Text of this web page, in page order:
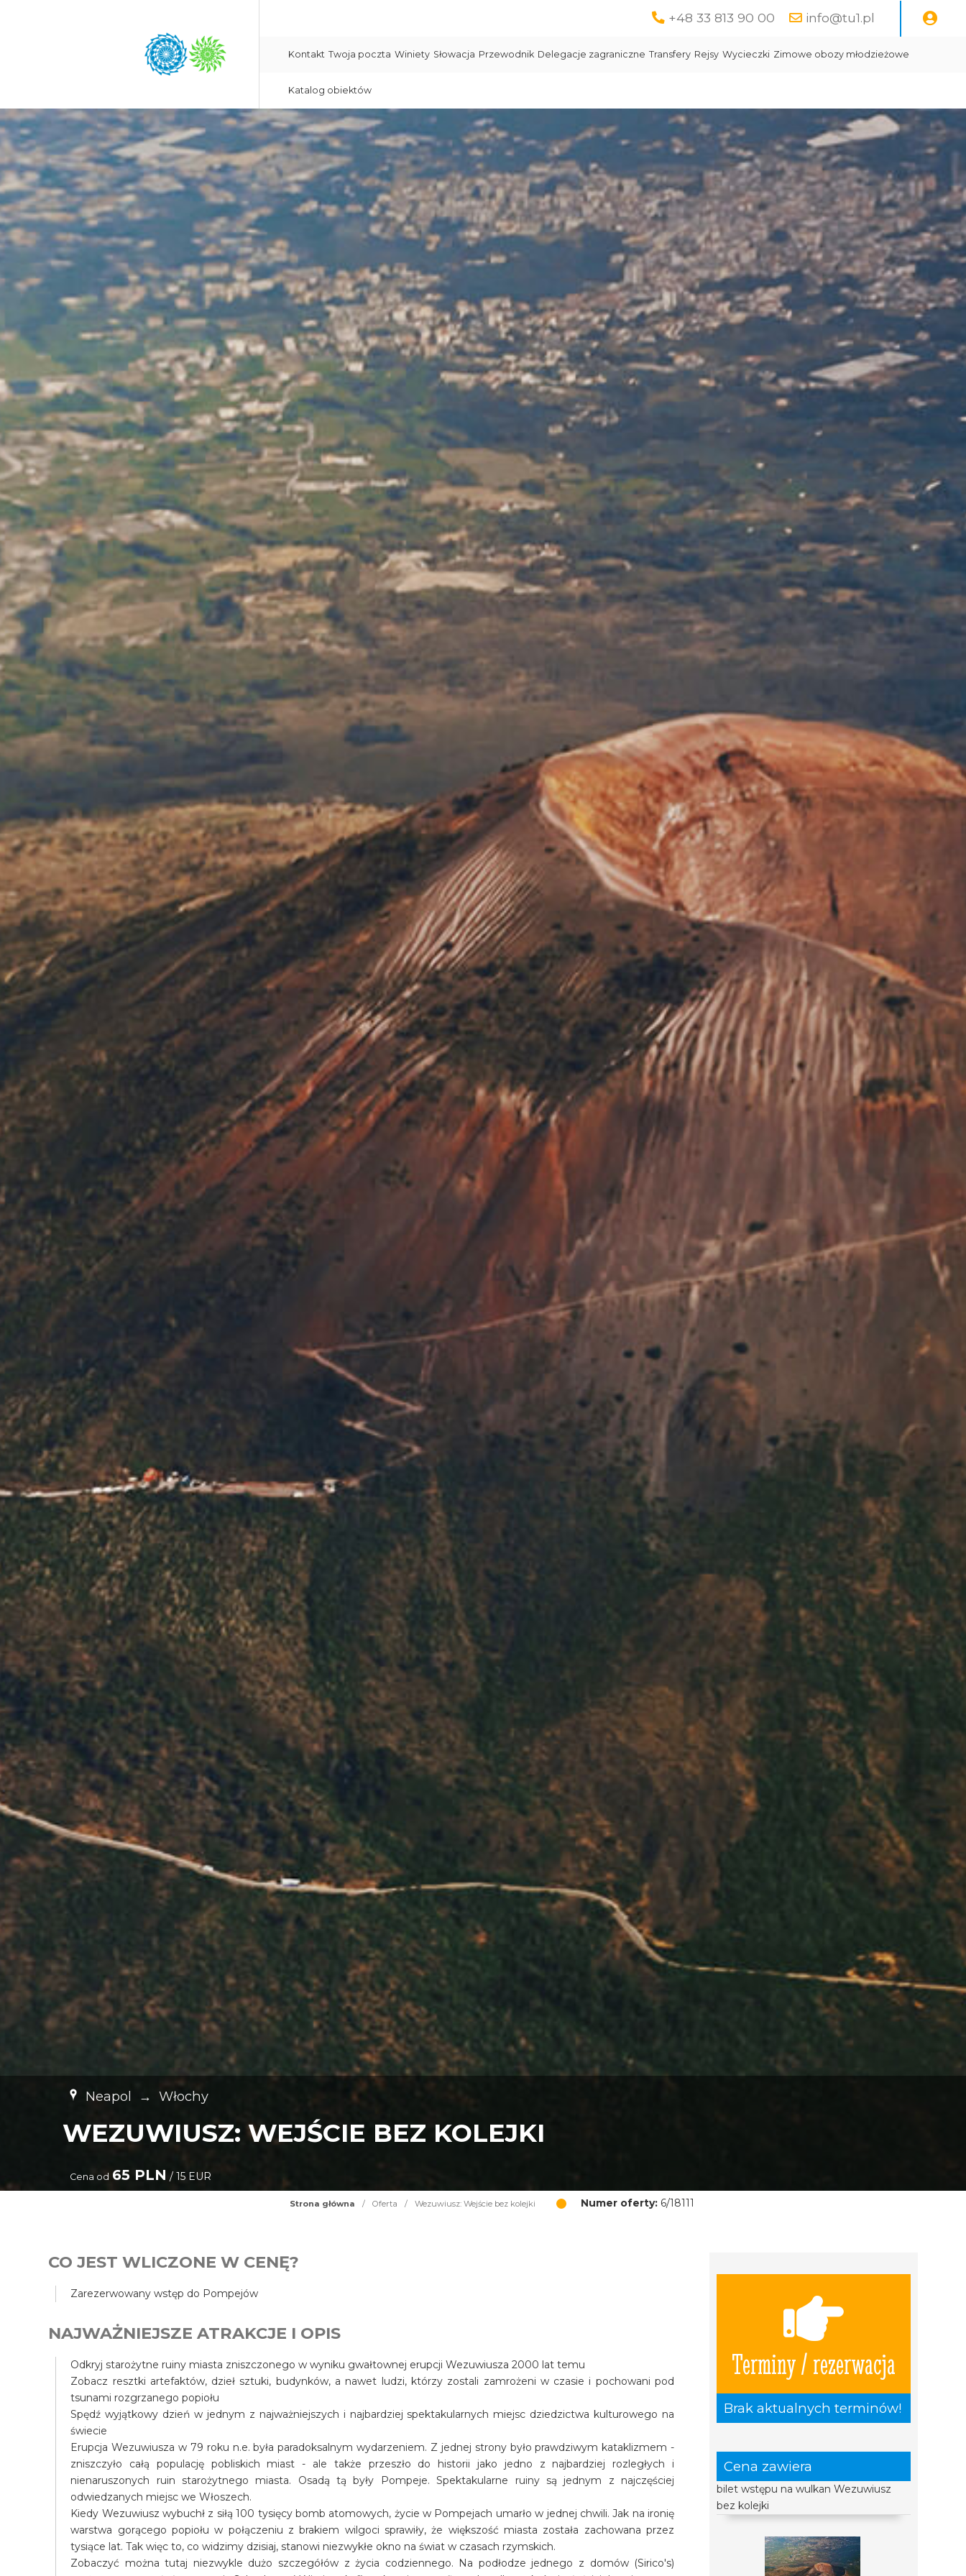
+48 33 813 90 00 info@tu1.pl
Kontakt Twoja poczta Winiety Słowacja Przewodnik Delegacje zagraniczne Transfery Rejsy Wycieczki Zimowe obozy młodzieżowe
Katalog obiektów
Neapol → Włochy
WEZUWIUSZ: WEJŚCIE BEZ KOLEJKI
Cena od 65 PLN / 15 EUR
Strona główna / Oferta / Wezuwiusz: Wejście bez kolejki Numer oferty: 6/18111
Terminy / rezerwacja
Brak aktualnych terminów!
Cena zawiera
bilet wstępu na wulkan Wezuwiusz
bez kolejki
CO JEST WLICZONE W CENĘ?
Zarezerwowany wstęp do Pompejów
NAJWAŻNIEJSZE ATRAKCJE I OPIS
Odkryj starożytne ruiny miasta zniszczonego w wyniku gwałtownej erupcji Wezuwiusza 2000 lat temu
Zobacz resztki artefaktów, dzieł sztuki, budynków, a nawet ludzi, którzy zostali zamrożeni w czasie i pochowani pod
tsunami rozgrzanego popiołu
Spędź wyjątkowy dzień w jednym z najważniejszych i najbardziej spektakularnych miejsc dziedzictwa kulturowego na
świecie
Erupcja Wezuwiusza w 79 roku n.e. była paradoksalnym wydarzeniem. Z jednej strony było prawdziwym kataklizmem -
zniszczyło całą populację pobliskich miast - ale także przeszło do historii jako jedno z najbardziej rozległych i
nienaruszonych ruin starożytnego miasta. Osadą tą były Pompeje. Spektakularne ruiny są jednym z najczęściej
odwiedzanych miejsc we Włoszech.
Kiedy Wezuwiusz wybuchł z siłą 100 tysięcy bomb atomowych, życie w Pompejach umarło w jednej chwili. Jak na ironię
warstwa gorącego popiołu w połączeniu z brakiem wilgoci sprawiły, że większość miasta została zachowana przez
tysiące lat. Tak więc to, co widzimy dzisiaj, stanowi niezwykłe okno na świat w czasach rzymskich.
Zobaczyć można tutaj niezwykle dużo szczegółów z życia codziennego. Na podłodze jednego z domów (Sirico's)